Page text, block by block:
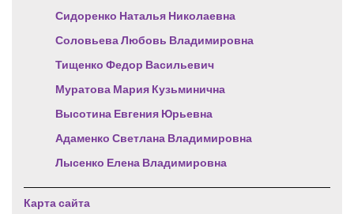
Сидоренко Наталья Николаевна
Соловьева Любовь Владимировна
Тищенко Федор Васильевич
Муратова Мария Кузьминична
Высотина Евгения Юрьевна
Адаменко Светлана Владимировна
Лысенко Елена Владимировна
Карта сайта